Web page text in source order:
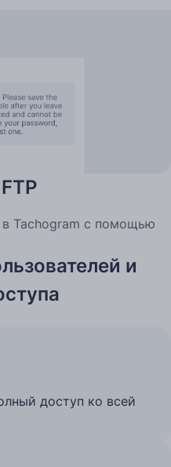
Tachogram с помощью
и
доступ ко всей